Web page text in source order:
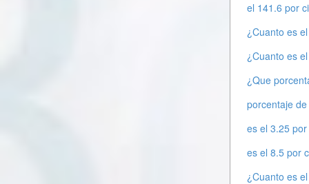
el 141.6 por
¿Cuanto es
¿Cuanto es
¿Que
porcentaje
es el 3.25
es el 8.5 por
¿Cuanto es